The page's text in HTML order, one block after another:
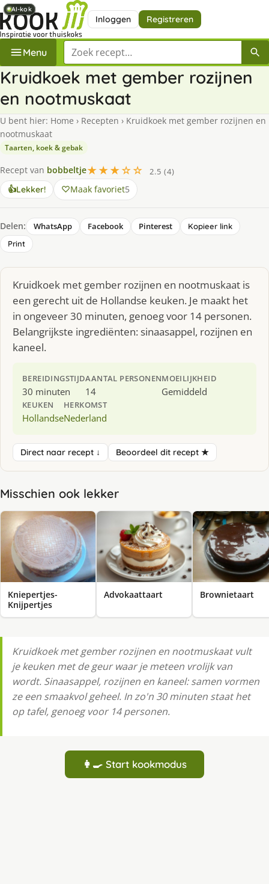
Inloggen Registreren
Menu Zoek een recept
Kruidkoek met gember rozijnen
en nootmuskaat
U bent hier: Home › Recepten › Kruidkoek met gember rozijnen en
nootmuskaat
Taarten, koek & gebak
Recept van bobbeltje★★★☆☆
2.5 (4)
👍Lekker! Maak favoriet5
Delen: WhatsApp Facebook Pinterest
Kopieer link
Print
Kruidkoek met gember rozijnen en nootmuskaat is
een gerecht uit de Hollandse keuken. Je maakt het
in ongeveer 30 minuten, genoeg voor 14 personen.
Belangrijkste ingrediënten: sinaasappel, rozijnen en
kaneel.
BEREIDINGSTIJD
30 minuten
AANTAL PERSONEN
14
MOEILIJKHEID
Gemiddeld
KEUKEN
Hollandse
HERKOMST
Nederland
Direct naar recept ↓ Beoordeel dit recept ★
Misschien ook lekker
Kniepertjes-
Knijpertjes
AI-kok
Advokaattaart Brownietaart
AI-kok
AI-kok
AI-kok
Kruidkoek met gember rozijnen en nootmuskaat vult
je keuken met de geur waar je meteen vrolijk van
wordt. Sinaasappel, rozijnen en kaneel: samen vormen
ze een smaakvol geheel. In zo'n 30 minuten staat het
op tafel, genoeg voor 14 personen.
👩‍🍳 Start kookmodus